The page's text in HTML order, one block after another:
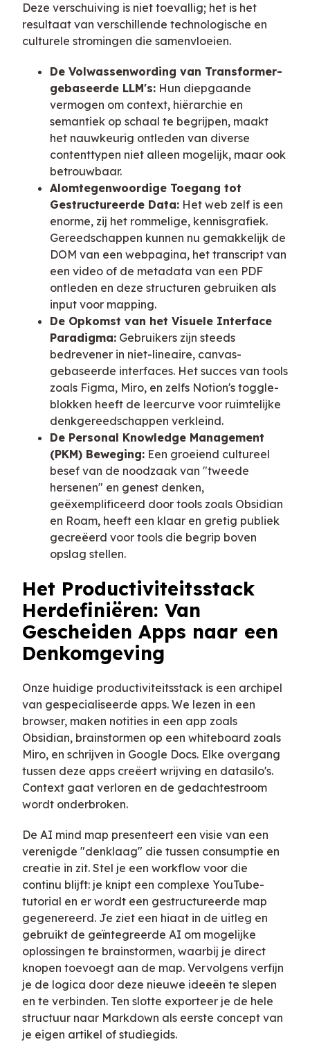
Deze verschuiving is niet toevallig; het is het
resultaat van verschillende technologische en
culturele stromingen die samenvloeien.
De Volwassenwording van Transformer-
gebaseerde LLM's: Hun diepgaande
vermogen om context, hiërarchie en
semantiek op schaal te begrijpen, maakt
het nauwkeurig ontleden van diverse
contenttypen niet alleen mogelijk, maar ook
betrouwbaar.
Alomtegenwoordige Toegang tot
Gestructureerde Data: Het web zelf is een
enorme, zij het rommelige, kennisgrafiek.
Gereedschappen kunnen nu gemakkelijk de
DOM van een webpagina, het transcript van
een video of de metadata van een PDF
ontleden en deze structuren gebruiken als
input voor mapping.
De Opkomst van het Visuele Interface
Paradigma: Gebruikers zijn steeds
bedrevener in niet-lineaire, canvas-
gebaseerde interfaces. Het succes van tools
zoals Figma, Miro, en zelfs Notion's toggle-
blokken heeft de leercurve voor ruimtelijke
denkgereedschappen verkleind.
De Personal Knowledge Management
(PKM) Beweging: Een groeiend cultureel
besef van de noodzaak van "tweede
hersenen" en genest denken,
geëxemplificeerd door tools zoals Obsidian
en Roam, heeft een klaar en gretig publiek
gecreëerd voor tools die begrip boven
opslag stellen.
Het Productiviteitsstack
Herdefiniëren: Van
Gescheiden Apps naar een
Denkomgeving
Onze huidige productiviteitsstack is een archipel
van gespecialiseerde apps. We lezen in een
browser, maken notities in een app zoals
Obsidian, brainstormen op een whiteboard zoals
Miro, en schrijven in Google Docs. Elke overgang
tussen deze apps creëert wrijving en datasilo's.
Context gaat verloren en de gedachtestroom
wordt onderbroken.
De AI mind map presenteert een visie van een
verenigde "denklaag" die tussen consumptie en
creatie in zit. Stel je een workflow voor die
continu blijft: je knipt een complexe YouTube-
tutorial en er wordt een gestructureerde map
gegenereerd. Je ziet een hiaat in de uitleg en
gebruikt de geïntegreerde AI om mogelijke
oplossingen te brainstormen, waarbij je direct
knopen toevoegt aan de map. Vervolgens verfijn
je de logica door deze nieuwe ideeën te slepen
en te verbinden. Ten slotte exporteer je de hele
structuur naar Markdown als eerste concept van
je eigen artikel of studiegids.